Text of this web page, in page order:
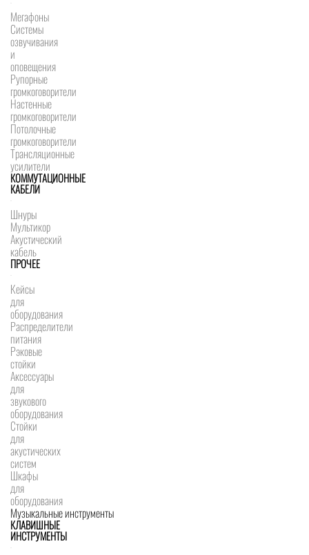
Мегафоны
Системы
озвучивания
и
оповещения
Рупорные
громкоговорители
Настенные
громкоговорители
Потолочные
громкоговорители
Трансляционные
усилители
КОММУТАЦИОННЫЕ
КАБЕЛИ
Шнуры
Мультикор
Акустический
кабель
ПРОЧЕЕ
Кейсы
для
оборудования
Распределители
питания
Рэковые
стойки
Аксессуары
для
звукового
оборудования
Стойки
для
акустических
систем
Шкафы
для
оборудования
Музыкальные инструменты
КЛАВИШНЫЕ
ИНСТРУМЕНТЫ